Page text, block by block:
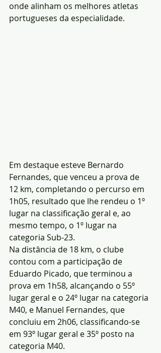
onde alinham os melhores atletas
portugueses da especialidade.
Em destaque esteve Bernardo
Fernandes, que venceu a prova de
12 km, completando o percurso em
1h05, resultado que lhe rendeu o 1º
lugar na classificação geral e, ao
mesmo tempo, o 1º lugar na
categoria Sub-23.
Na distância de 18 km, o clube
contou com a participação de
Eduardo Picado, que terminou a
prova em 1h58, alcançando o 55º
lugar geral e o 24º lugar na categoria
M40, e Manuel Fernandes, que
concluiu em 2h06, classificando-se
em 93º lugar geral e 35º posto na
categoria M40.